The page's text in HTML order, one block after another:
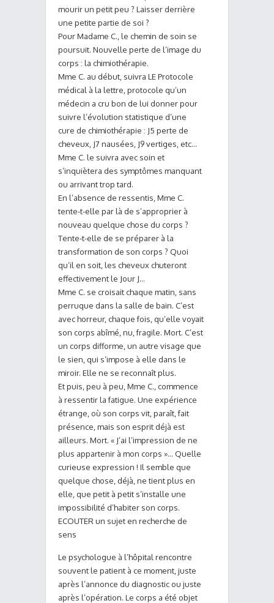
mourir un petit peu ? Laisser derrière
une petite partie de soi ?
Pour Madame C., le chemin de soin se
poursuit. Nouvelle perte de l’image du
corps : la chimiothérapie.
Mme C. au début, suivra LE Protocole
médical à la lettre, protocole qu’un
médecin a cru bon de lui donner pour
suivre l’évolution statistique d’une
cure de chimiothérapie : J5 perte de
cheveux, J7 nausées, J9 vertiges, etc…
Mme C. le suivra avec soin et
s’inquiètera des symptômes manquant
ou arrivant trop tard.
En l’absence de ressentis, Mme C.
tente-t-elle par là de s’approprier à
nouveau quelque chose du corps ?
Tente-t-elle de se préparer à la
transformation de son corps ? Quoi
qu’il en soit, les cheveux chuteront
effectivement le Jour J…
Mme C. se croisait chaque matin, sans
perruque dans la salle de bain. C’est
avec horreur, chaque fois, qu’elle voyait
son corps abîmé, nu, fragile. Mort. C’est
un corps difforme, un autre visage que
le sien, qui s’impose à elle dans le
miroir. Elle ne se reconnaît plus.
Et puis, peu à peu, Mme C., commence
à ressentir la fatigue. Une expérience
étrange, où son corps vit, paraît, fait
présence, mais son esprit déjà est
ailleurs. Mort. « J’ai l’impression de ne
plus appartenir à mon corps »… Quelle
curieuse expression ! Il semble que
quelque chose, déjà, ne tient plus en
elle, que petit à petit s’installe une
impossibilité d’habiter son corps.
ECOUTER un sujet en recherche de
sens
Le psychologue à l’hôpital rencontre
souvent le patient à ce moment, juste
après l’annonce du diagnostic ou juste
après l’opération. Le corps a été objet